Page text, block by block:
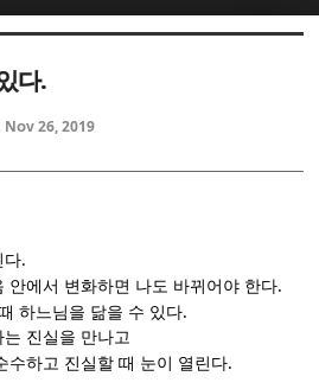
다.
Nov 26, 2019
다.
안에서 변화하면 나도 바뀌어야 한다.
하느님을 닮을 수 있다.
진실을 만나고
수하고 진실할 때 눈이 열린다.
케치북5
스케치북5
케치북5
스케치북5